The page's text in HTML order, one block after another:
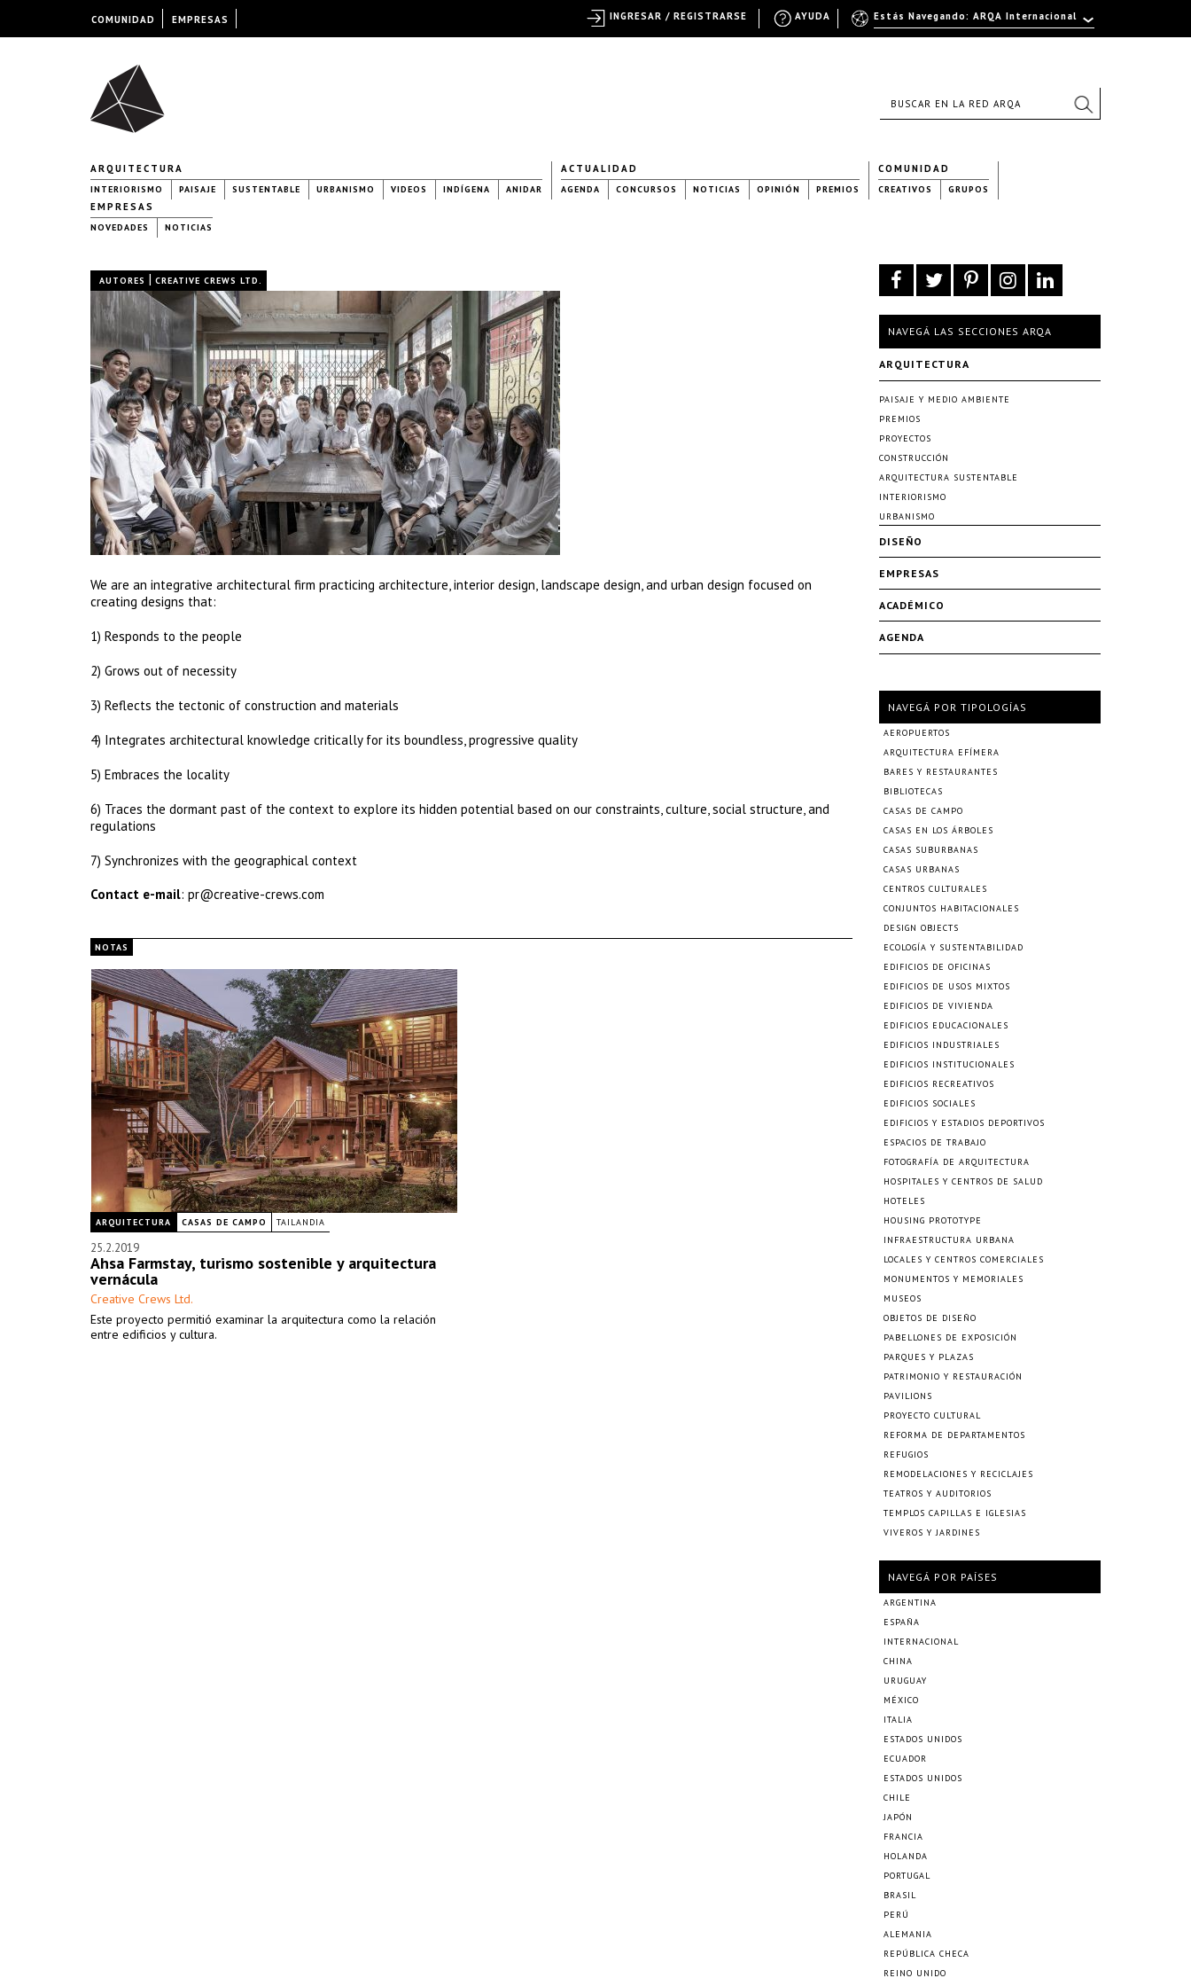
ARQUITECTURA
INTERIORISMO PAISAJE SUSTENTABLE URBANISMO VIDEOS INDÍGENA ANIDAR
ACTUALIDAD
AGENDA CONCURSOS NOTICIAS OPINIÓN PREMIOS
COMUNIDAD
CREATIVOS GRUPOS
EMPRESAS
NOVEDADES NOTICIAS
AUTORES | CREATIVE CREWS LTD.
We are an integrative architectural firm practicing architecture, interior design, landscape design, and urban design focused on
creating designs that:
1) Responds to the people
2) Grows out of necessity
3) Reflects the tectonic of construction and materials
4) Integrates architectural knowledge critically for its boundless, progressive quality
5) Embraces the locality
6) Traces the dormant past of the context to explore its hidden potential based on our constraints, culture, social structure, and
regulations
7) Synchronizes with the geographical context
Contact e-mail: pr@creative-crews.com
NOTAS
ARQUITECTURA CASAS DE CAMPO TAILANDIA
25.2.2019
Ahsa Farmstay, turismo sostenible y arquitectura
vernácula
Creative Crews Ltd.
Este proyecto permitió examinar la arquitectura como la relación
entre edificios y cultura.
NAVEGÁ LAS SECCIONES ARQA
ARQUITECTURA
PAISAJE Y MEDIO AMBIENTE
PREMIOS
PROYECTOS
CONSTRUCCIÓN
ARQUITECTURA SUSTENTABLE
INTERIORISMO
URBANISMO
DISEÑO
EMPRESAS
ACADÉMICO
AGENDA
NAVEGÁ POR TIPOLOGÍAS
AEROPUERTOS
ARQUITECTURA EFÍMERA
BARES Y RESTAURANTES
BIBLIOTECAS
CASAS DE CAMPO
CASAS EN LOS ÁRBOLES
CASAS SUBURBANAS
CASAS URBANAS
CENTROS CULTURALES
CONJUNTOS HABITACIONALES
DESIGN OBJECTS
ECOLOGÍA Y SUSTENTABILIDAD
EDIFICIOS DE OFICINAS
EDIFICIOS DE USOS MIXTOS
EDIFICIOS DE VIVIENDA
EDIFICIOS EDUCACIONALES
EDIFICIOS INDUSTRIALES
EDIFICIOS INSTITUCIONALES
EDIFICIOS RECREATIVOS
EDIFICIOS SOCIALES
EDIFICIOS Y ESTADIOS DEPORTIVOS
ESPACIOS DE TRABAJO
FOTOGRAFÍA DE ARQUITECTURA
HOSPITALES Y CENTROS DE SALUD
HOTELES
HOUSING PROTOTYPE
INFRAESTRUCTURA URBANA
LOCALES Y CENTROS COMERCIALES
MONUMENTOS Y MEMORIALES
MUSEOS
OBJETOS DE DISEÑO
PABELLONES DE EXPOSICIÓN
PARQUES Y PLAZAS
PATRIMONIO Y RESTAURACIÓN
PAVILIONS
PROYECTO CULTURAL
REFORMA DE DEPARTAMENTOS
REFUGIOS
REMODELACIONES Y RECICLAJES
TEATROS Y AUDITORIOS
TEMPLOS CAPILLAS E IGLESIAS
VIVEROS Y JARDINES
NAVEGÁ POR PAÍSES
ARGENTINA
ESPAÑA
INTERNACIONAL
CHINA
URUGUAY
MÉXICO
ITALIA
ESTADOS UNIDOS
ECUADOR
ESTADOS UNIDOS
CHILE
JAPÓN
FRANCIA
HOLANDA
PORTUGAL
BRASIL
PERÚ
ALEMANIA
REPÚBLICA CHECA
REINO UNIDO
COMUNIDAD EMPRESAS Estás Navegando: ARQA Internacional
AYUDA
INGRESAR / REGISTRARSE